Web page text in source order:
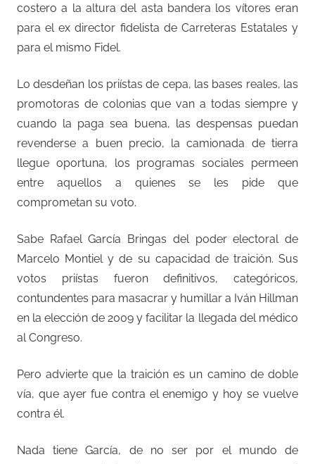
costero a la altura del asta bandera los vítores eran
para el ex director fidelista de Carreteras Estatales y
para el mismo Fidel.
Lo desdeñan los priístas de cepa, las bases reales, las
promotoras de colonias que van a todas siempre y
cuando la paga sea buena, las despensas puedan
revenderse a buen precio, la camionada de tierra
llegue oportuna, los programas sociales permeen
entre aquellos a quienes se les pide que
comprometan su voto.
Sabe Rafael García Bringas del poder electoral de
Marcelo Montiel y de su capacidad de traición. Sus
votos priístas fueron definitivos, categóricos,
contundentes para masacrar y humillar a Iván Hillman
en la elección de 2009 y facilitar la llegada del médico
al Congreso.
Pero advierte que la traición es un camino de doble
vía, que ayer fue contra el enemigo y hoy se vuelve
contra él.
Nada tiene García, de no ser por el mundo de